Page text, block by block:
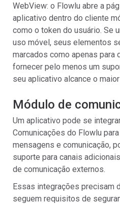
WebView: o Flowlu abre a
aplicativo dentro do cliente
como o token do usuário. Se
uso móvel, seus elementos
marcados como apenas para
fornecer pelo menos um
seu aplicativo alcance o
Módulo de
Um aplicativo pode se
Comunicações do Flowlu
mensagens e comunicação,
suporte para canais
de comunicação externos.
Essas integrações precisam
seguem requisitos de